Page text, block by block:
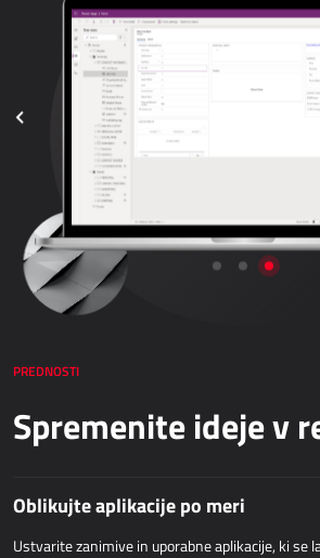
MRP - PROIZVODNJA
Dynamics 365 Business Central
Power MES
Netronic - VAPS
NABAVA
Dynamics 365 Business Central
Elektronsko poslovanje - bizBox
SKLADIŠČENJE IN LOGISTIKA
Power WMS
PREDNOSTI
Spremenite ideje v
Oblikujte aplikacije po meri
Ustvarite zanimive in uporabne aplikacije, ki se